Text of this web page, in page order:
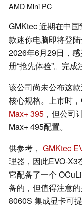
AMD Mini PC
GMKtec 近期在中
款迷你电脑即将登
2026年6月29日，
册“抢先体验”。完
该公司尚未公布这
核心规格。上市时
Max+ 395 ，但公司
Max+ 495配置。
供参考， GMKtec
理器，因此EVO-X3
它配备了一个
备的，但值得注意
8060S 集成显卡可